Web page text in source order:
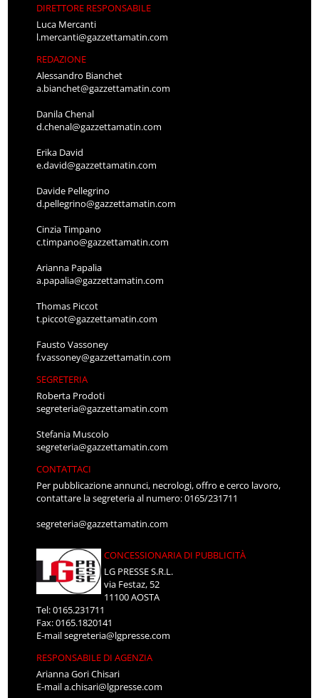
DIRETTORE RESPONSABILE
Luca Mercanti
l.mercanti@gazzettamatin.com
REDAZIONE
Alessandro Bianchet
a.bianchet@gazzettamatin.com
Danila Chenal
d.chenal@gazzettamatin.com
Erika David
e.david@gazzettamatin.com
Davide Pellegrino
d.pellegrino@gazzettamatin.com
Cinzia Timpano
c.timpano@gazzettamatin.com
Arianna Papalia
a.papalia@gazzettamatin.com
Thomas Piccot
t.piccot@gazzettamatin.com
Fausto Vassoney
f.vassoney@gazzettamatin.com
SEGRETERIA
Roberta Prodoti
segreteria@gazzettamatin.com
Stefania Muscolo
segreteria@gazzettamatin.com
CONTATTACI
Per pubblicazione annunci, necrologi, offro e cerco lavoro,
contattare la segreteria al numero: 0165/231711
segreteria@gazzettamatin.com
CONCESSIONARIA DI PUBBLICITÀ
LG PRESSE S.R.L.
via Festaz, 52
11100 AOSTA
Tel: 0165.231711
Fax: 0165.1820141
E-mailsegreteria@lgpresse.com
RESPONSABILE DI AGENZIA
Arianna Gori Chisari
E-maila.chisari@lgpresse.com